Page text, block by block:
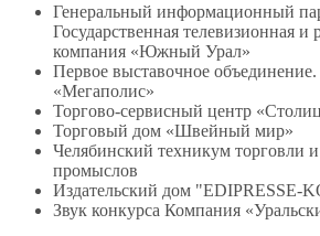
Генеральный информационный
Государственная телевизионная и
компания «Южный Урал»
Первое выставочное
«Мегаполис»
Торгово-сервисный центр
Торговый дом «Швейный мир»
Челябинский техникум торговли
промыслов
Издательский дом "EDIPRESSE-
Звук конкурса Компания